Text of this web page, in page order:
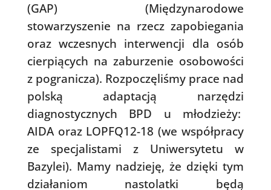
(GAP) (Międzynarodowe
stowarzyszenie na rzecz zapobiegania
oraz wczesnych interwencji dla osób
cierpiących na zaburzenie osobowości
z pogranicza). Rozpoczęliśmy prace nad
polską adaptacją narzędzi
diagnostycznych BPD u młodzieży:
AIDA oraz LOPFQ12-18 (we współpracy
ze specjalistami z Uniwersytetu w
Bazylei). Mamy nadzieję, że dzięki tym
działaniom nastolatki będą